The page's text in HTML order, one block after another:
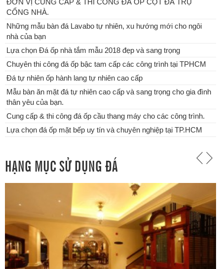
ĐƠN VỊ CUNG CẤP & THI CÔNG ĐÁ ỐP CỘT ĐÁ TRỤ
CỔNG NHÀ.
Những mẫu bàn đá Lavabo tự nhiên, xu hướng mới cho ngôi
nhà của bạn
Lựa chọn Đá ốp nhà tắm mẫu 2018 đẹp và sang trọng
Chuyên thi công đá ốp bậc tam cấp các công trình tại TPHCM
Đá tự nhiên ốp hành lang tự nhiên cao cấp
Mẫu bàn ăn mặt đá tự nhiên cao cấp và sang trọng cho gia đình
thân yêu của bạn.
Cung cấp & thi công đá ốp cầu thang máy cho các công trình.
Lựa chọn đá ốp mặt bếp uy tín và chuyên nghiệp tại TP.HCM
HẠNG MỤC SỬ DỤNG ĐÁ
Chuyên thi công đá ốp bậc tam cấp các công trình tại TPHCM